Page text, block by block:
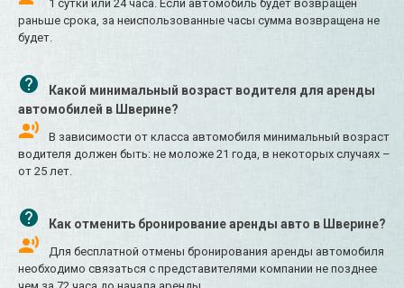
1 сутки или 24 часа. Если автомобиль будет возвращён
раньше срока, за неиспользованные часы сумма возвращена не
будет.
Какой минимальный возраст водителя для аренды
автомобилей в Шверине?
В зависимости от класса автомобиля минимальный возраст
водителя должен быть: не моложе 21 года, в некоторых случаях –
от 25 лет.
Как отменить бронирование аренды авто в Шверине?
Для бесплатной отмены бронирования аренды автомобиля
необходимо связаться с представителями компании не позднее